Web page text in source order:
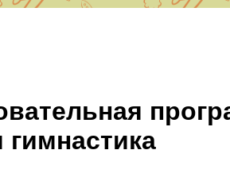
им. Вучетича 29
гимнастика